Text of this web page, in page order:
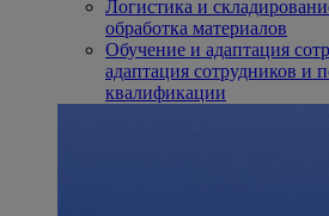
Логистика и
обработка материалов
Обучение и адаптация
адаптация сотрудников и
квалификации